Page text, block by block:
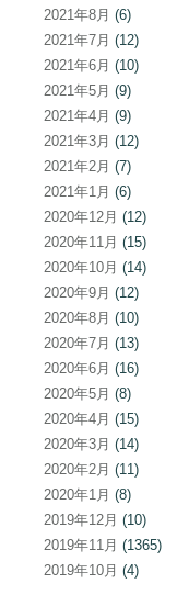
2021年8月 (6)
2021年7月 (12)
2021年6月 (10)
2021年5月 (9)
2021年4月 (9)
2021年3月 (12)
2021年2月 (7)
2021年1月 (6)
2020年12月 (12)
2020年11月 (15)
2020年10月 (14)
2020年9月 (12)
2020年8月 (10)
2020年7月 (13)
2020年6月 (16)
2020年5月 (8)
2020年4月 (15)
2020年3月 (14)
2020年2月 (11)
2020年1月 (8)
2019年12月 (10)
2019年11月 (1365)
2019年10月 (4)